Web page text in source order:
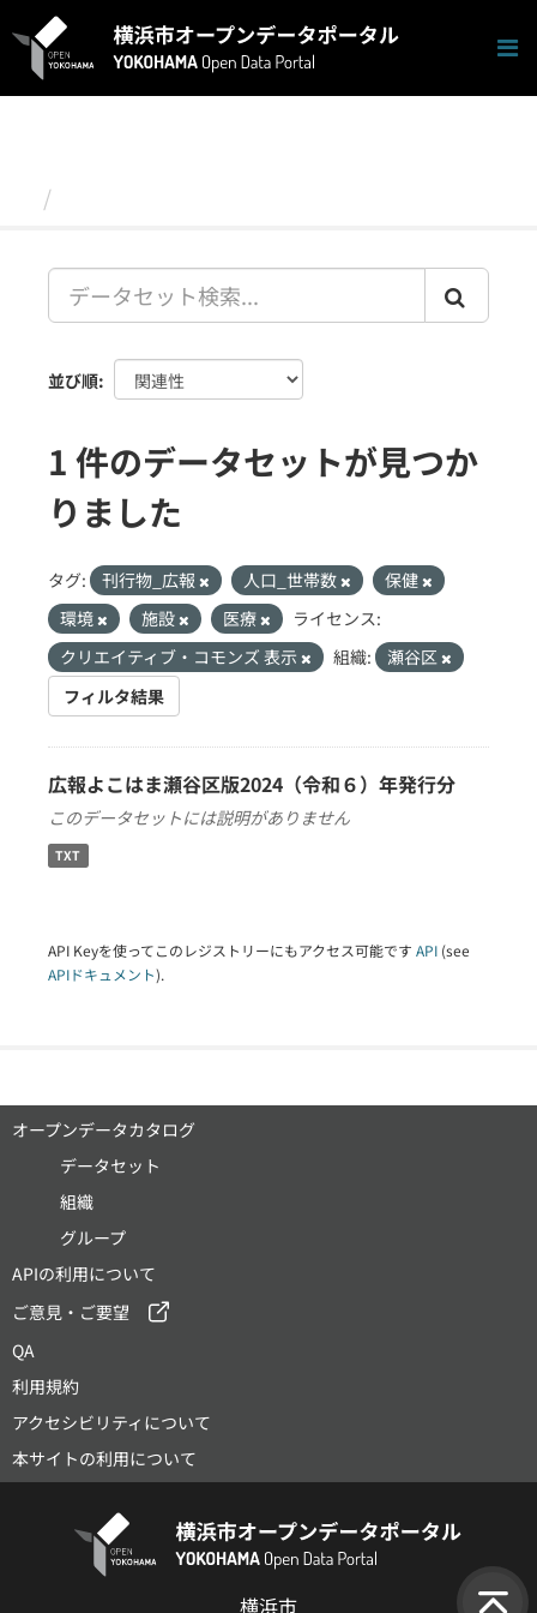
キ
並び順
1 件のデータセットが見つか
りました
タグ: 刊行物_広報 人口_世帯数
保健
環境
施設 医療
ライセンス:
クリエイティブ・コモンズ 表示
組織:
瀬谷区
フィルタ結果
広報よこはま瀬谷区版2024（令和６）年発行分
このデータセットには説明がありません
TXT
API Keyを使ってこのレジストリーにもアクセス可能です API (see
APIドキュメント).
オープンデータカタログ
データセット
組織
グループ
APIの利用について
ご意見・ご要望
QA
利用規約
アクセシビリティについて
本サイトの利用について
横浜市